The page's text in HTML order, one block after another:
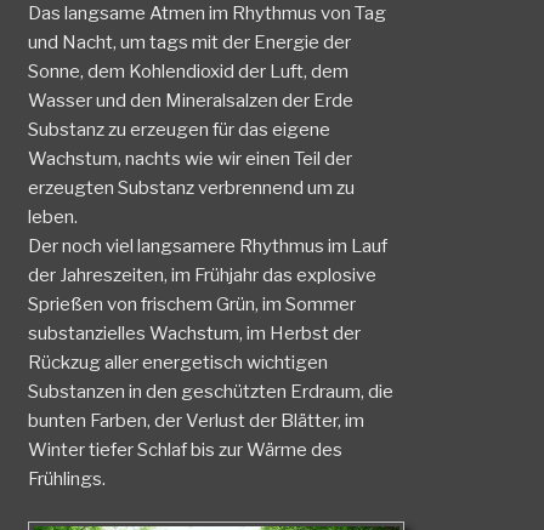
Das langsame Atmen im Rhythmus von Tag
und Nacht, um tags mit der Energie der
Sonne, dem Kohlendioxid der Luft, dem
Wasser und den Mineralsalzen der Erde
Substanz zu erzeugen für das eigene
Wachstum, nachts wie wir einen Teil der
erzeugten Substanz verbrennend um zu
leben.
Der noch viel langsamere Rhythmus im Lauf
der Jahreszeiten, im Frühjahr das explosive
Sprießen von frischem Grün, im Sommer
substanzielles Wachstum, im Herbst der
Rückzug aller energetisch wichtigen
Substanzen in den geschützten Erdraum, die
bunten Farben, der Verlust der Blätter, im
Winter tiefer Schlaf bis zur Wärme des
Frühlings.